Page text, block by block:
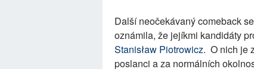
Další neočekávaný comeback
oznámila, že jejíkmi kandidáty
Stanisław Piotrowicz. O nich je
poslanci a za normálních